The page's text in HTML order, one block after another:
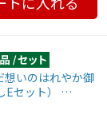
いのはれやか御
Eセット） …